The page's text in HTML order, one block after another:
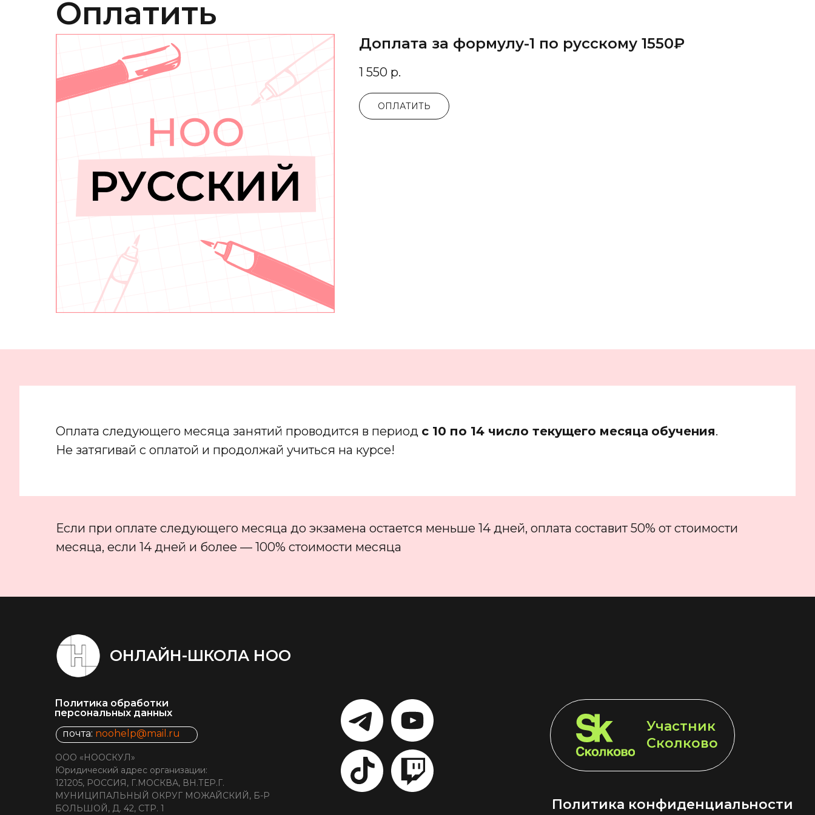
Оплатить
Доплата за формулу-1 по русскому 1550₽
1 550 р.
ОПЛАТИТЬ
Оплата следующего месяца занятий проводится в период с 10 по 14 число текущего месяца обучения.
Не затягивай с оплатой и продолжай учиться на курсе!
Если при оплате следующего месяца до экзамена остается меньше 14 дней, оплата составит 50% от стоимости
месяца, если 14 дней и более — 100% стоимости месяца
ОНЛАЙН-ШКОЛА НОО
ООО «НООСКУЛ»
Юридический адрес организации:
121205, РОССИЯ, Г.МОСКВА, ВН.ТЕР.Г.
МУНИЦИПАЛЬНЫЙ ОКРУГ МОЖАЙСКИЙ, Б-Р
БОЛЬШОЙ, Д. 42, СТР. 1
почта: noohelp@mail.ru
LET'S
GO!
LET'S
GO!
LET'S
GO!
LET'S
GO!
Политика конфиденциальности
Участник
Сколково
Политика обработки
персональных данных